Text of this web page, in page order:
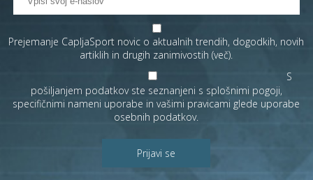
Prejemanje CapljaSport novic o aktualnih trendih, dogodkih, novih
artiklih in drugih zanimivostih (več).
S
pošiljanjem podatkov ste seznanjeni s splošnimi pogoji,
specifičnimi nameni uporabe invašimi pravicami glede uporabe
osebnih podatkov.
Prijavi se